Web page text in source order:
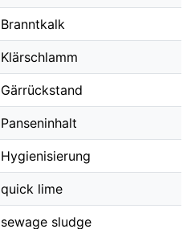
Branntkalk
Klärschlamm
Gärrückstand
Panseninhalt
Hygienisierung
quick lime
sewage sludge